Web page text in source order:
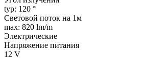
typ: 120 °
Световой поток на 1м
max: 820 lm/m
Электрические
Напряжение питания
12 V